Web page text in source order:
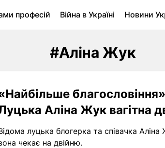
професій Війна в Україні Новини
#Аліна Жук
Аліна Жук вагітна
луцька блогерка та співачка
чекає на двійню.